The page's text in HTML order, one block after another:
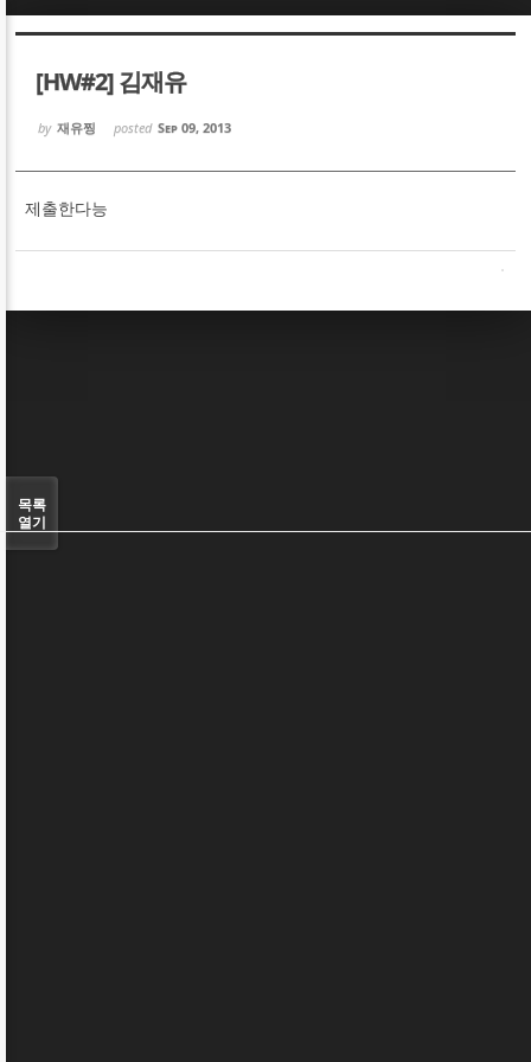
[HW#2] 김재유
by 재유찡 posted Sep 09, 2013
제출한다능
목록
열기
Sketchbook5, 스케치북5
Sketchbook5, 스케치북5
Sketchbook5, 스케치북5
Sketchbook5, 스케치북5